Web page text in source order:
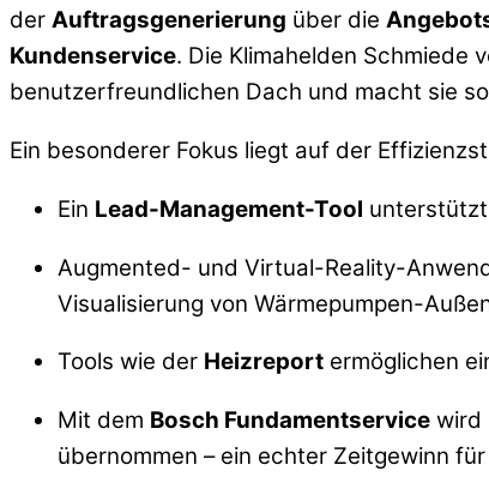
der Auftragsgenerierung über die
Kundenservice. Die Klimahelden Schmiede
benutzerfreundlichen Dach und macht sie
Ein besonderer Fokus liegt auf der
Ein Lead-Management-Tool
Augmented- und Virtual-Reality-
Visualisierung von Wärmepumpen-
Tools wie der Heizreport ermöglichen
Mit dem Bosch Fundamentservice wird
übernommen – ein echter Zeitgewinn